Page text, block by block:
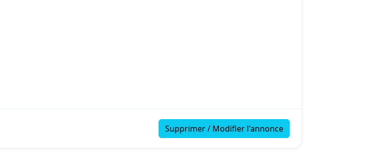
Supprimer / Modifier l'annonce